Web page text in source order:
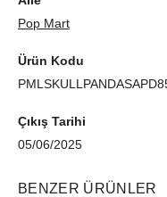
sağlar. Şimdi keşfedin ve
katın!
Pop Mart
Ürün Kodu
Çıkış Tarihi
05/06/2025
BENZER ÜRÜNLER